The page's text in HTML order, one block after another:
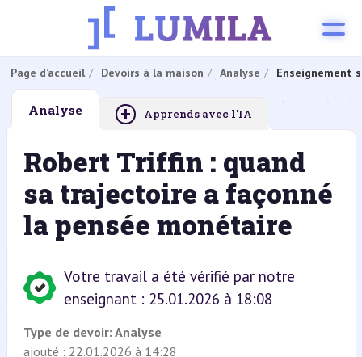
Page d’accueil Devoirs à la maison Analyse Enseignement
Analyse + Apprends avec l'IA
Robert Triffin : quand
sa trajectoire a façonné
la pensée monétaire
Votre travail a été vérifié par notre
enseignant : 25.01.2026 à 18:08
Type de devoir: Analyse
ajouté : 22.01.2026 à 14:28